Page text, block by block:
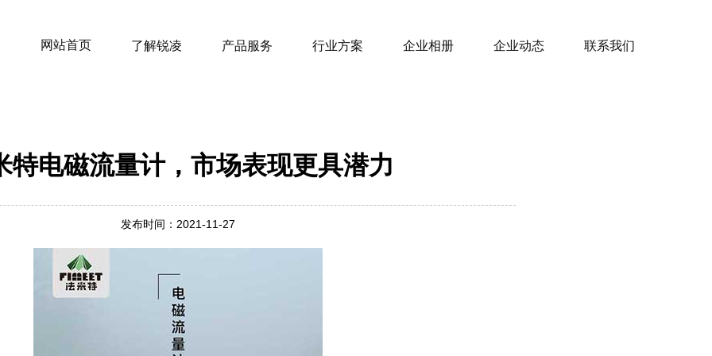
网站首页 了解锐凌 产品服务 行业方案 企业相册 企业动态 联系我们
特电磁流量计，市场表现更具潜力
发布时间：2021-11-27